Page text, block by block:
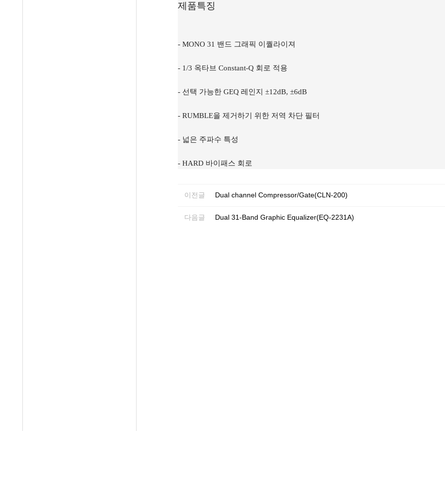
제품특징
- MONO 31 밴드 그래픽 이퀄라이져
- 1/3 옥타브 Constant-Q 회로 적용
- 선택 가능한 GEQ 레인지 ±12dB, ±6dB
- RUMBLE을 제거하기 위한 저역 차단 필터
- 넓은 주파수 특성
- HARD 바이패스 회로
이전글 Dual channel Compressor/Gate(CLN-200)
다음글 Dual 31-Band Graphic Equalizer(EQ-2231A)